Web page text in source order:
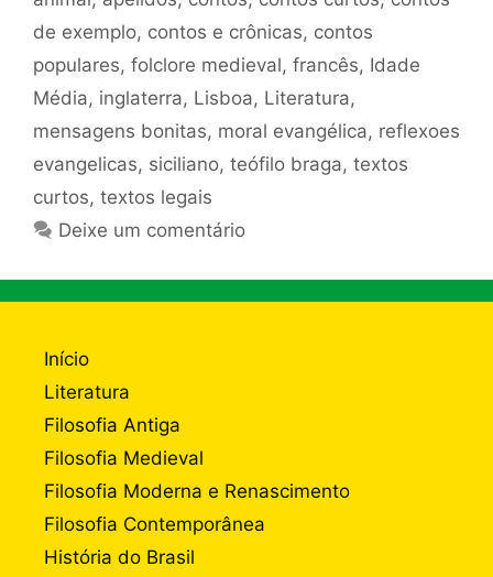
de exemplo, contos e crônicas, contos
populares, folclore medieval, francês, Idade
Média, inglaterra, Lisboa, Literatura,
mensagens bonitas, moral evangélica, reflexoes
evangelicas, siciliano, teófilo braga, textos
curtos, textos legais
Deixe um comentário
Início
Literatura
Filosofia Antiga
Filosofia Medieval
Filosofia Moderna e Renascimento
Filosofia Contemporânea
História do Brasil